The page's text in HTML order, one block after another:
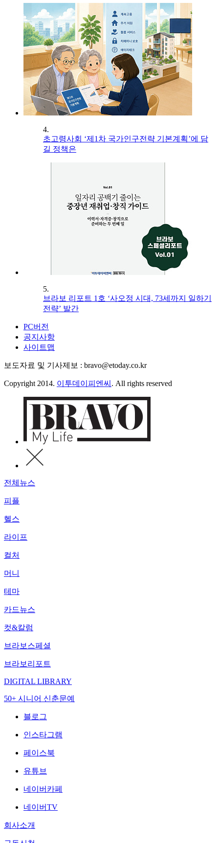
4.
초고령사회 ‘제1차 국가인구전략 기본계획’에 담
길 정책은
5.
브라보 리포트 1호 ‘사오정 시대, 73세까지 일하기
전략’ 발간
PC버전
공지사항
사이트맵
보도자료 및 기사제보 : bravo@etoday.co.kr
Copyright 2014. 이투데이피엔씨 . All rights reserved
전체뉴스
피플
헬스
라이프
컬처
머니
테마
카드뉴스
컷&칼럼
브라보스페셜
브라보리포트
DIGITAL LIBRARY
50+ 시니어 신춘문예
블로그
인스타그램
페이스북
유튜브
네이버카페
네이버TV
회사소개